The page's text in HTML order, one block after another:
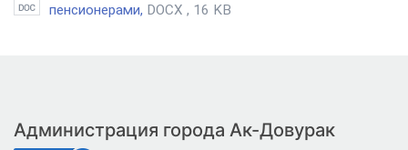
пенсионерами, DOCX , 16 KB
Администрация города Ак-Довурак